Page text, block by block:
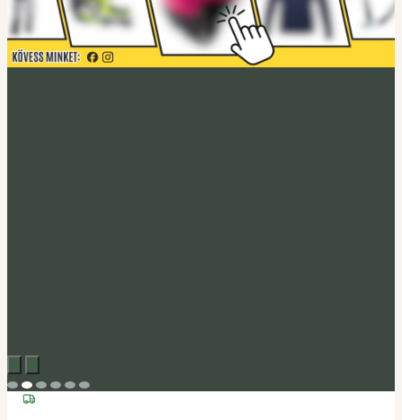
Acerbis akció
Fedezd fel